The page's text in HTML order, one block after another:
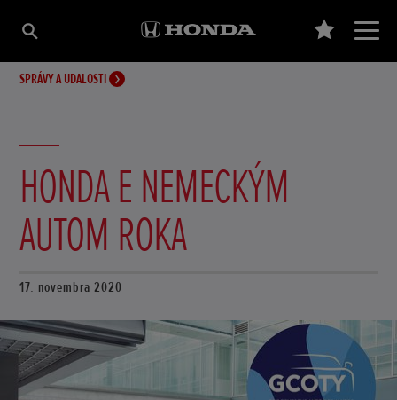
SPRÁVY A UDALOSTI
HONDA E NEMECKÝM
AUTOM ROKA
17. novembra 2020